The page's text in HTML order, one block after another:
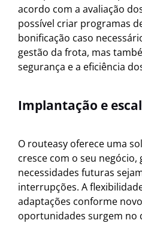
acordo com a avaliação
possível criar programas
bonificação caso
gestão da frota, mas
segurança e a eficiência
Implantação e
O routeasy oferece uma
cresce com o seu
necessidades futuras
interrupções. A
adaptações conforme
oportunidades surgem no